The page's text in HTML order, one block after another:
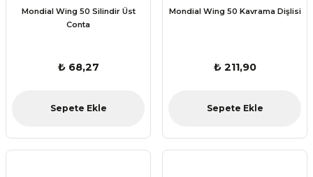
Mondial Wing 50 Silindir Üst
Conta
₺ 68,27
Sepete Ekle
Mondial Wing 50 Kavrama Dişlisi
₺ 211,90
Sepete Ekle